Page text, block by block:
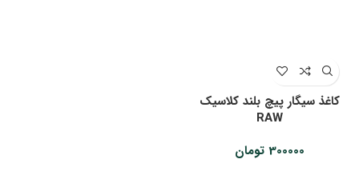
کاغذ سیگار پیچ بلند کلاسیک
RAW
300000 تومان